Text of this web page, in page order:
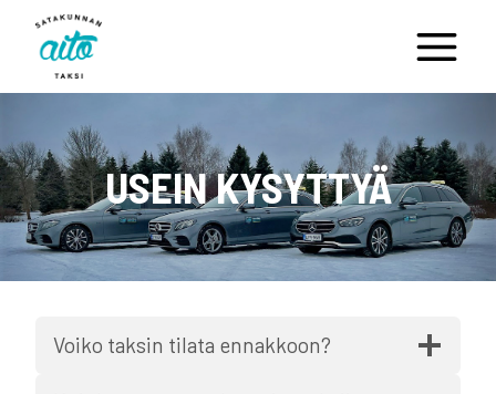
sisältöön
USEIN KYSYTTYÄ
Voiko taksin tilata ennakkoon?